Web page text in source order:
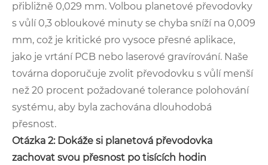
přibližně 0,029 mm. Volbou planetové převodovky
s vůlí 0,3 obloukové minuty se chyba sníží na 0,009
mm, což je kritické pro vysoce přesné aplikace,
jako je vrtání PCB nebo laserové gravírování. Naše
továrna doporučuje zvolit převodovku s vůlí menší
než 20 procent požadované tolerance polohování
systému, aby byla zachována dlouhodobá
přesnost.
Otázka 2: Dokáže si planetová převodovka
zachovat svou přesnost po tisících hodin